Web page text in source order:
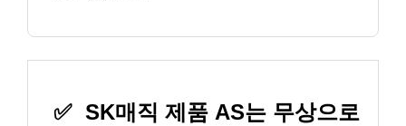
✅ SK매직 제품 AS는 무상으로